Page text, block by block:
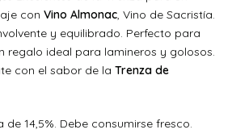
con Vino Almonac, Vino de Sacristía.
y equilibrado. Perfecto para
regalo ideal para lamineros y golosos.
con el sabor de la Trenza de
14,5%. Debe consumirse fresco.